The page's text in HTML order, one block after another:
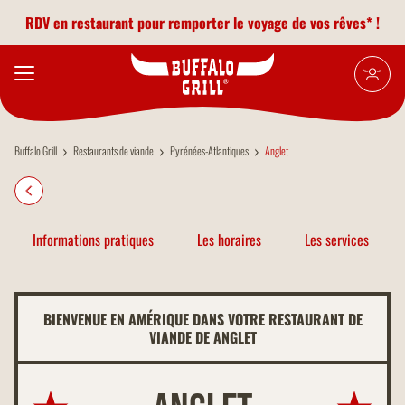
RDV en restaurant pour remporter le voyage de vos rêves* !
Buffalo Grill Restaurants de viande Pyrénées-Atlantiques Anglet
Informations pratiques Les horaires Les services
BIENVENUE EN AMÉRIQUE DANS VOTRE RESTAURANT DE
VIANDE DE ANGLET